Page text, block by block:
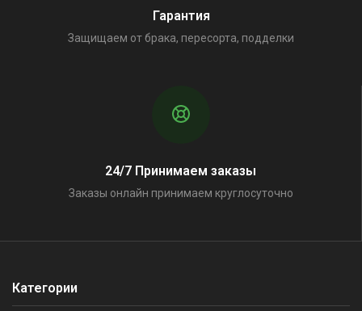
Гарантия
Защищаем от брака, пересорта, подделки
24/7 Принимаем заказы
Заказы онлайн принимаем круглосуточно
Категории